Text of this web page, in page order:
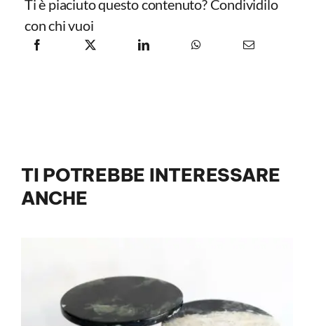
Ti è piaciuto questo contenuto? Condividilo
con chi vuoi
TI POTREBBE INTERESSARE
ANCHE